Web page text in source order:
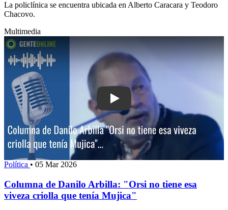
La policlínica se encuentra ubicada en Alberto Caracara y Teodoro
Chacovo.
Multimedia
Play: Columna de Danilo Arbilla:
Política • 05 Mar 2026
Columna de Danilo Arbilla: "Orsi no tiene esa
viveza criolla que tenía Mujica"